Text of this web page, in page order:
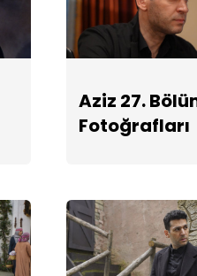
Aziz 27.
Fotoğrafları